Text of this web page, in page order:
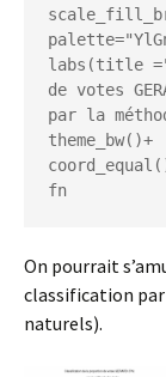
labs(title
de votes
par la
theme_bw()+
On pourrait
classification
naturels).